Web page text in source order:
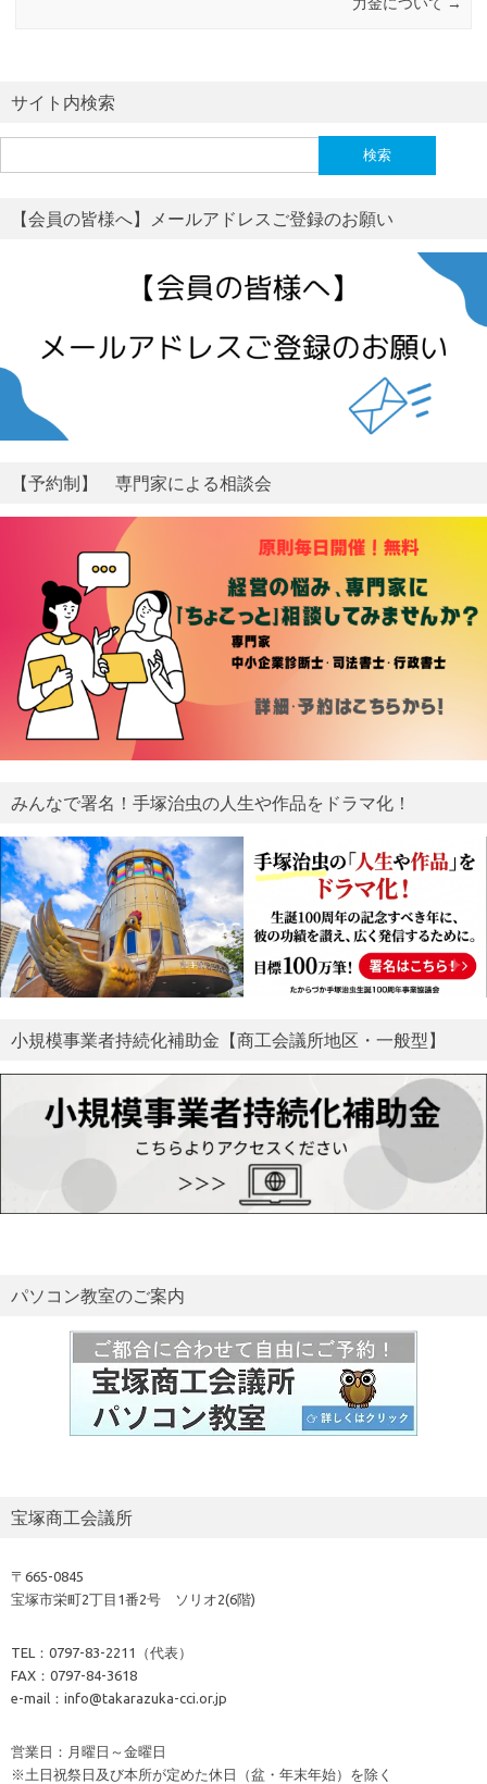
力金について →
サイト内検索
索:
【会員の皆様へ】メールアドレスご登録のお願い
【予約制】 専門家による相談会
みんなで署名！手塚治虫の人生や作品をドラマ化！
小規模事業者持続化補助金【商工会議所地区・一般型】
パソコン教室のご案内
宝塚商工会議所
〒665-0845
宝塚市栄町2丁目1番2号 ソリオ2(6階)
TEL：0797-83-2211（代表）
FAX：0797-84-3618
e-mail：info@takarazuka-cci.or.jp
営業日：月曜日～金曜日
※土日祝祭日及び本所が定めた休日（盆・年末年始）を除く